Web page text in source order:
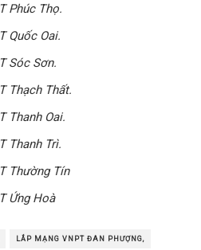
Phúc Thọ.
Quốc Oai.
Sóc Sơn.
Thạch Thất.
Thanh Oai.
Thanh Trì.
Thường Tín
Ứng Hoà
LẮP MẠNG VNPT ĐAN PHƯỢNG,